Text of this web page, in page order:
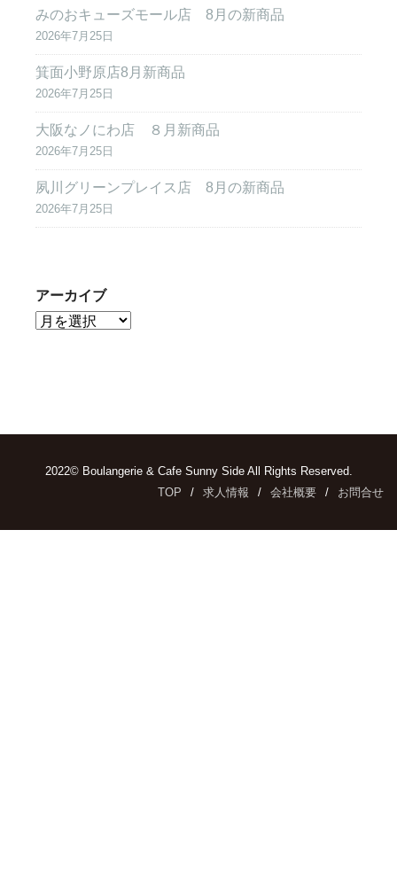
みのおキューズモール店 8月の新商品
2026年7月25日
箕面小野原店8月新商品
2026年7月25日
大阪なノにわ店 ８月新商品
2026年7月25日
夙川グリーンプレイス店 8月の新商品
2026年7月25日
アーカイブ
2022© Boulangerie & Cafe Sunny Side All Rights Reserved.
TOP
求人情報 会社概要 お問合せ